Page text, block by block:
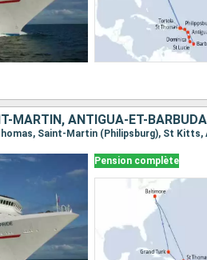
Pension complète